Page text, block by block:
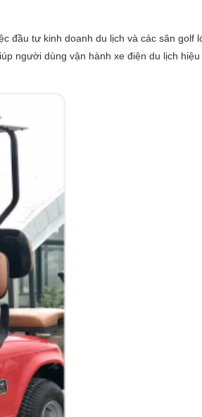
đầu tư kinh doanh du lịch và các sân golf
người dùng vận hành xe điện du lịch hiệu